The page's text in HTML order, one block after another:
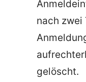
nach zwei
gelöscht.